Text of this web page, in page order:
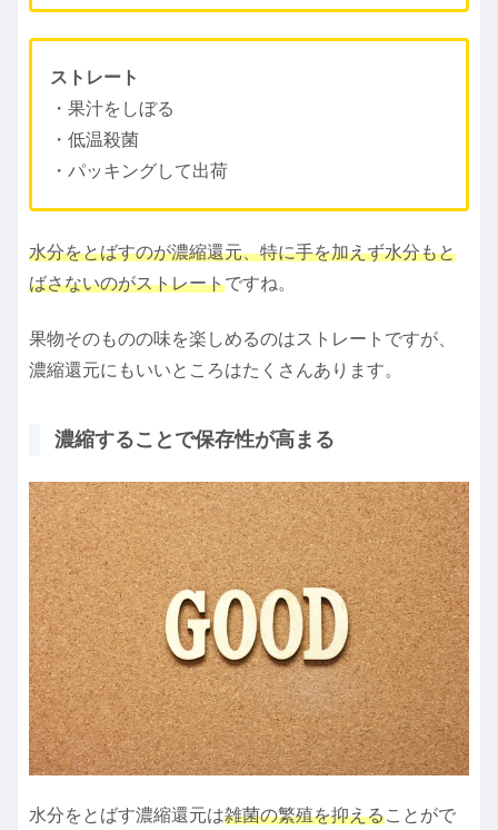
ストレート
・果汁をしぼる
・低温殺菌
・パッキングして出荷
水分をとばすのが濃縮還元、特に手を加えず水分もと
ばさないのがストレートですね。
果物そのものの味を楽しめるのはストレートですが、
濃縮還元にもいいところはたくさんあります。
濃縮することで保存性が高まる
水分をとばす濃縮還元は雑菌の繁殖を抑えることがで